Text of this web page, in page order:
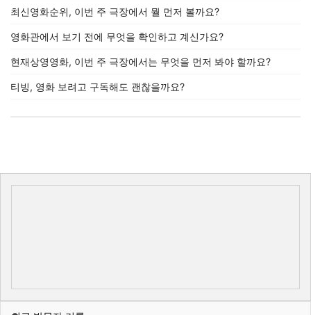
최신영화순위, 이번 주 극장에서 뭘 먼저 볼까요?
영화관에서 보기 전에 무엇을 확인하고 계신가요?
현재상영영화, 이번 주 극장에서는 무엇을 먼저 봐야 할까요?
티빙, 영화 보려고 구독해도 괜찮을까요?